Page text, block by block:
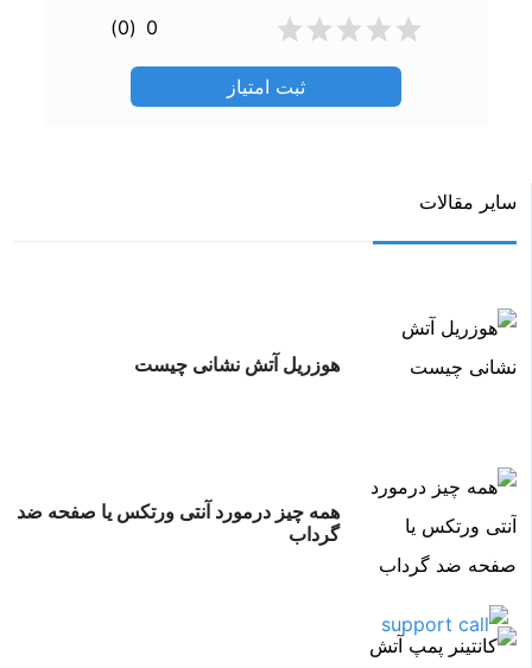
0
(0)
ثبت امتیاز
سایر مقالات
هوزریل آتش نشانی چیست
همه چیز درمورد آنتی ورتکس یا صفحه ضد
گرداب